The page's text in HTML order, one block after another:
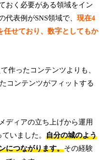
おく必要がある領域をイン
代表例がSNS領域で、現在4
任せており、数字としてもか
作ったコンテンツよりも、
コンテンツがフィットする
ディアの立ち上げから運用
ていました。自分の城のよう
につながります。その経験